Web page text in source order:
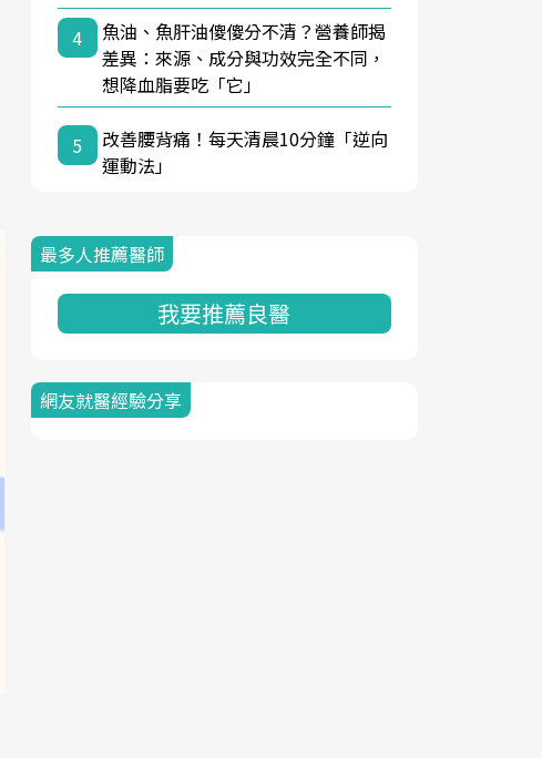
4
魚油、魚肝油傻傻分不清？營養師揭
差異：來源、成分與功效完全不同，
想降血脂要吃「它」
5
改善腰背痛！每天清晨10分鐘「逆向
運動法」
最多人推薦醫師
我要推薦良醫
網友就醫經驗分享